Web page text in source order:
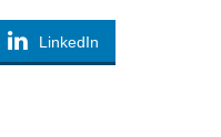
LinkedIn